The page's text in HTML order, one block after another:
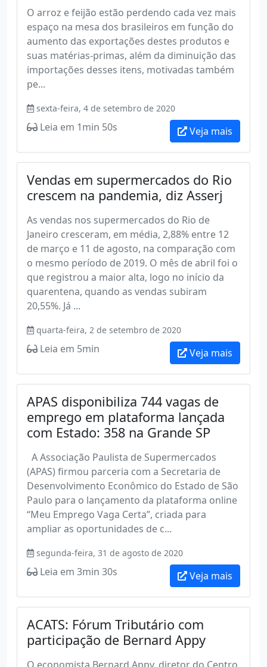
O arroz e feijão estão perdendo cada vez mais
espaço na mesa dos brasileiros em função do
aumento das exportações destes produtos e
suas matérias-primas, além da diminuição das
importações desses itens, motivadas também
pe...
sexta-feira, 4 de setembro de 2020
Leia em 1min 50s Veja mais
Vendas em supermercados do Rio
crescem na pandemia, diz Asserj
As vendas nos supermercados do Rio de
Janeiro cresceram, em média, 2,88% entre 12
de março e 11 de agosto, na comparação com
o mesmo período de 2019. O mês de abril foi o
que registrou a maior alta, logo no início da
quarentena, quando as vendas subiram
20,55%. Já ...
quarta-feira, 2 de setembro de 2020
Leia em 5min Veja mais
APAS disponibiliza 744 vagas de
emprego em plataforma lançada
com Estado: 358 na Grande SP
A Associação Paulista de Supermercados
(APAS) firmou parceria com a Secretaria de
Desenvolvimento Econômico do Estado de São
Paulo para o lançamento da plataforma online
“Meu Emprego Vaga Certa”, criada para
ampliar as oportunidades de c...
segunda-feira, 31 de agosto de 2020
Leia em 3min 30s Veja mais
ACATS: Fórum Tributário com
participação de Bernard Appy